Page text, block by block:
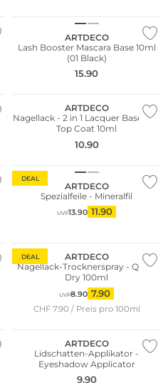
ARTDECO
Lash Booster Mascara Base 10ml
(01 Black)
15.90
ARTDECO
Nagellack - 2 in 1 Lacquer Base and
Top Coat 10ml
10.90
DEAL
ARTDECO
Spezialfeile - Mineralfil
UVP13.90 11.90
DEAL
ARTDECO
Nagellack-Trocknerspray - Quick
Dry 100ml
UVP8.90 7.90
CHF 7.90 / Preis pro 100ml
ARTDECO
Lidschatten-Applikator -
Eyeshadow Applicator
9.90